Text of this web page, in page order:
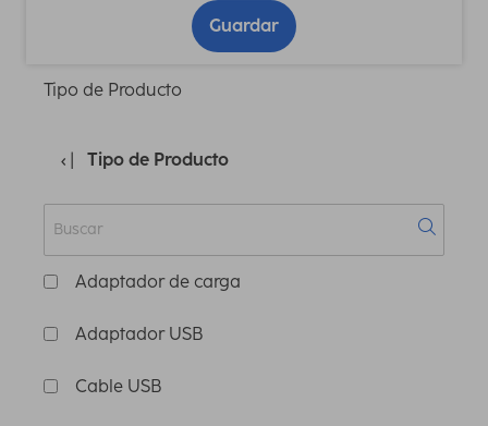
Guardar
Tipo de Producto
Tipo de Producto
Adaptador de carga
Adaptador USB
Cable USB